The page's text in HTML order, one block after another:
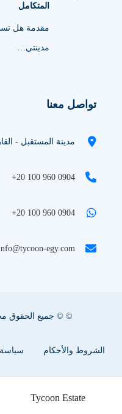
Tycoon Estate
المتكامل
مقدمة هل
مدينتي…
تواصل معنا
مدينة المستقبل -
+20 100 960 0904
+20 100 960 0904
egy.com
© © جميع الحقوق محفوظة 2025 |
الشروط والأحكام